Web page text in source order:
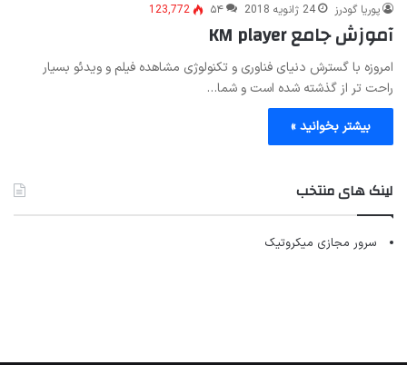
پوریا گودرز 24 ژانویه 2018 ۵۴ 123,772
آموزش جامع KM player
امروزه با گسترش دنیای فناوری و تکنولوژی مشاهده فیلم و ویدئو بسیار
راحت تر از گذشته شده است و شما…
بیشتر بخوانید »
لینک های منتخب
سرور مجازی میکروتیک